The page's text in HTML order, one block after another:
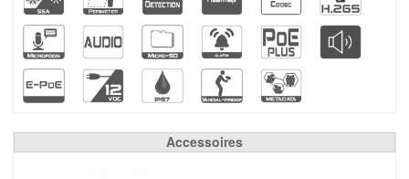
Accessoires